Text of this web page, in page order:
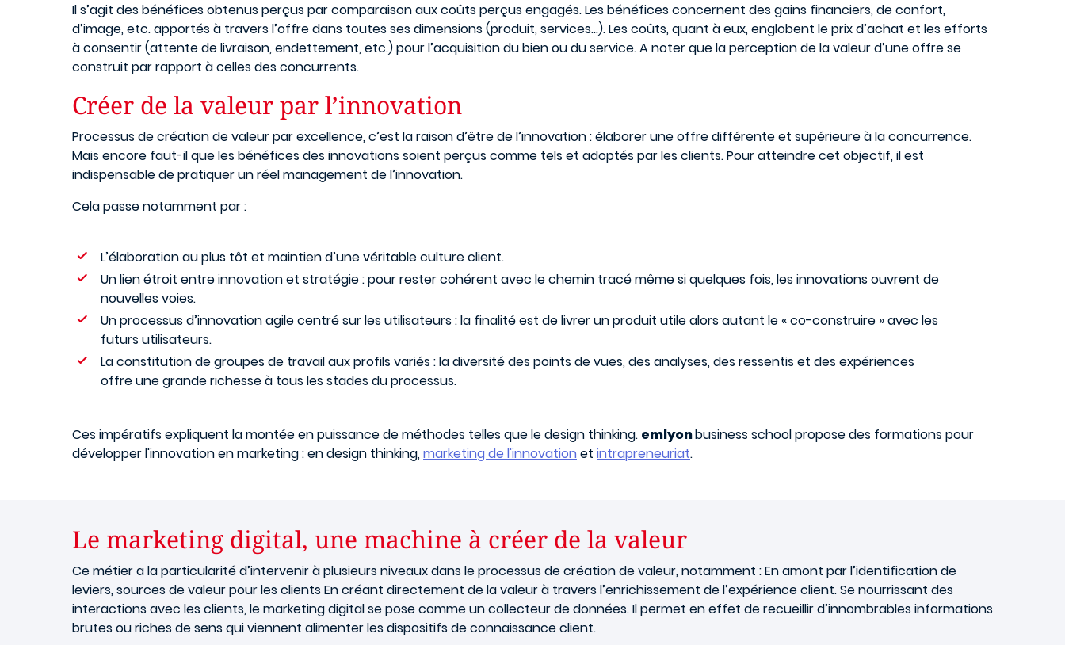
Il s’agit des bénéfices obtenus perçus par comparaison aux coûts perçus engagés. Les bénéfices concernent des gains financiers, de confort,
d’image, etc. apportés à travers l’offre dans toutes ses dimensions (produit, services…). Les coûts, quant à eux, englobent le prix d’achat et les efforts
à consentir (attente de livraison, endettement, etc.) pour l’acquisition du bien ou du service. A noter que la perception de la valeur d’une offre se
construit par rapport à celles des concurrents.
Créer de la valeur par l’innovation
Processus de création de valeur par excellence, c’est la raison d’être de l’innovation : élaborer une offre différente et supérieure à la concurrence.
Mais encore faut-il que les bénéfices des innovations soient perçus comme tels et adoptés par les clients. Pour atteindre cet objectif, il est
indispensable de pratiquer un réel management de l’innovation.
Cela passe notamment par :
L’élaboration au plus tôt et maintien d’une véritable culture client.
Un lien étroit entre innovation et stratégie : pour rester cohérent avec le chemin tracé même si quelques fois, les innovations ouvrent de
nouvelles voies.
Un processus d’innovation agile centré sur les utilisateurs : la finalité est de livrer un produit utile alors autant le « co-construire » avec les
futurs utilisateurs.
La constitution de groupes de travail aux profils variés : la diversité des points de vues, des analyses, des ressentis et des expériences
offre une grande richesse à tous les stades du processus.
Ces impératifs expliquent la montée en puissance de méthodes telles que le design thinking. emlyonbusiness school propose des formations pour
développer l'innovation en marketing : en design thinking,marketing de l'innovationet intrapreneuriat.
Le marketing digital, une machine à créer de la valeur
Ce métier a la particularité d’intervenir à plusieurs niveaux dans le processus de création de valeur, notamment : En amont par l’identification de
leviers, sources de valeur pour les clients En créant directement de la valeur à travers l’enrichissement de l’expérience client. Se nourrissant des
interactions avec les clients, le marketing digital se pose comme un collecteur de données. Il permet en effet de recueillir d’innombrables informations
brutes ou riches de sens qui viennent alimenter les dispositifs de connaissance client.